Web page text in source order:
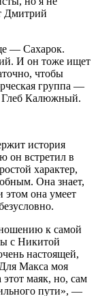
Дмитрий
— Сахарок.
И он тоже ищет
чтобы
группа —
Глеб Калюжный.
история
он встретил в
характер,
Она знает,
этом она умеет
к самой
с Никитой
настоящей,
Макса моя
маяк, но, сам
пути», —